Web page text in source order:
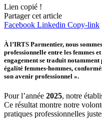
Lien copié !
Partager cet article
Facebook Linkedin Copy-link
À l’IRTS Parmentier, nous
professionnelle entre les femmes
engagement se traduit
égalité femmes-hommes,
son avenir professionnel ».
Pour l’année 2025, notre
Ce résultat montre notre
pratiques professionnelles